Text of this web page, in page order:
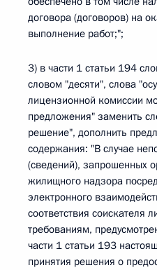
договора (договоров) на
выполнение работ;";
3) в части 1 статьи 194
словом "десяти", слова
лицензионной комиссии
предложения" заменить
решение", дополнить
содержания: "В случае
(сведений), запрошенных
жилищного надзора
электронного
соответствия соискателя
требованиям,
части 1 статьи 193
принятия решения о